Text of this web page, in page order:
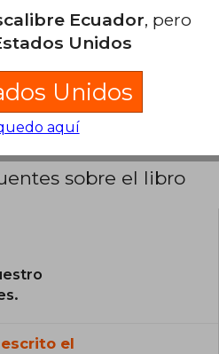
0% (0)
0% (0)
0% (0)
sobre el libro
el
Ecuador, pero
Unidos
Unidos
aquí